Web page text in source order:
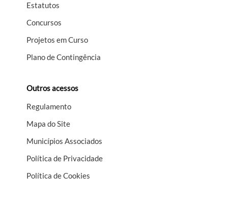
Estatutos
Concursos
Projetos em Curso
Plano de Contingência
Outros acessos
Regulamento
Mapa do Site
Municípios Associados
Política de Privacidade
Política de Cookies